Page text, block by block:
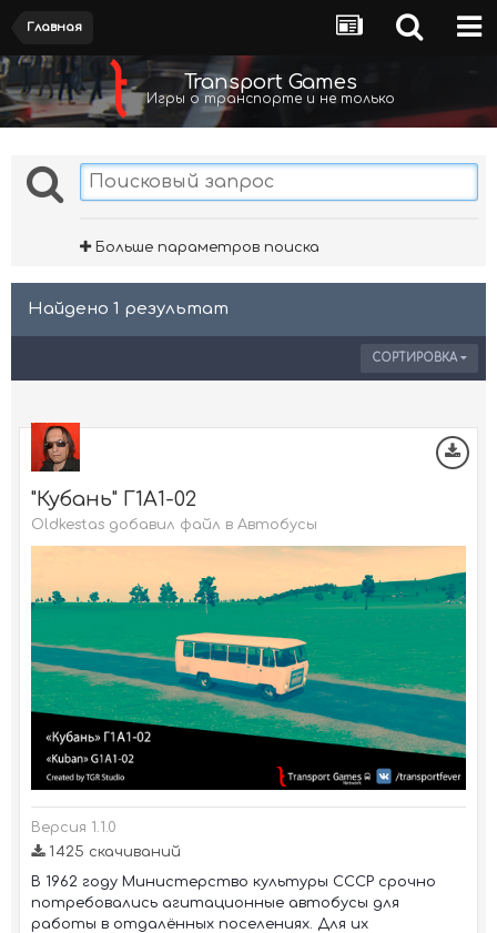
Главная
Transport Games
Игры о транспорте и не только
Больше параметров поиска
Найдено 1 результат
СОРТИРОВКА
"Кубань" Г1А1-02
Oldkestas добавил файл в Автобусы
Версия 1.1.0
1 425 скачиваний
В 1962 году Министерство культуры СССР срочно
потребовались агитационные автобусы для
работы в отдалённых поселениях. Для их